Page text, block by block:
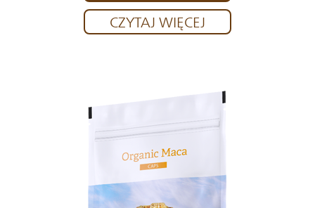
CZYTAJ WIĘCEJ